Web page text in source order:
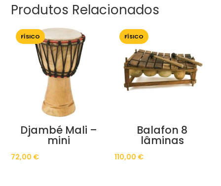
Produtos Relacionados
FÍSICO
Djambé Mali –
mini
72,00 €
FÍSICO
Balafon 8
lâminas
110,00 €